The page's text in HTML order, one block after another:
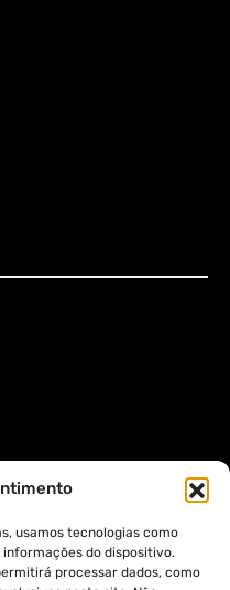
usamos tecnologias como
do dispositivo.
processar dados, como